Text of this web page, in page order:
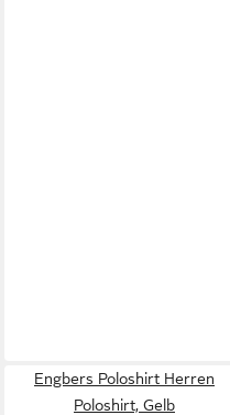
Engbers Poloshirt Herren
Poloshirt, Gelb